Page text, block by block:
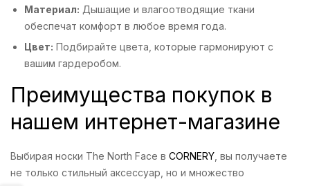
Материал: Дышащие и влагоотводящие ткани
обеспечат комфорт в любое время года.
Цвет: Подбирайте цвета, которые гармонируют с
вашим гардеробом.
Преимущества покупок в
нашем интернет-магазине
Выбирая носки The North Face в CORNERY , вы получаете
не только стильный аксессуар, но и множество